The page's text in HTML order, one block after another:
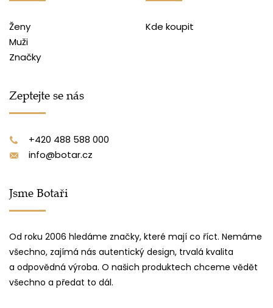
Ženy
Muži
Značky
Kde koupit
Zeptejte se nás
+420 488 588 000
info@botar.cz
Jsme Botaři
Od roku 2006 hledáme značky, které mají co říct. Nemáme
všechno, zajímá nás autentický design, trvalá kvalita
a odpovědná výroba. O našich produktech chceme vědět
všechno a předat to dál.